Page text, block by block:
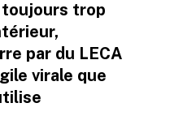
toujours trop
par du LECA
virale que